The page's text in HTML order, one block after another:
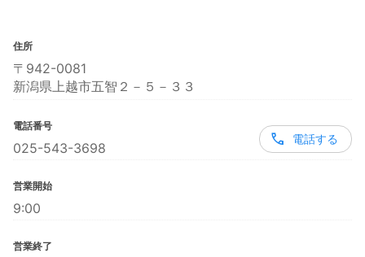
住所
〒942-0081
新潟県上越市五智２－５－３３
電話番号
025-543-3698
電話する
営業開始
9:00
営業終了